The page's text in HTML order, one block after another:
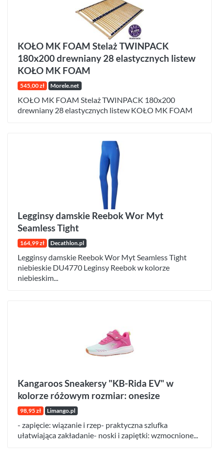
KOŁO MK FOAM Stelaż TWINPACK
180x200 drewniany 28 elastycznych listew
KOŁO MK FOAM
545,00 zł Morele.net
KOŁO MK FOAM Stelaż TWINPACK 180x200
drewniany 28 elastycznych listew KOŁO MK FOAM
Legginsy damskie Reebok Wor Myt
Seamless Tight
164,99 zł Decathlon.pl
Legginsy damskie Reebok Wor Myt Seamless Tight
niebieskie DU4770 Leginsy Reebok w kolorze
niebieskim...
Kangaroos Sneakersy "KB-Rida EV" w
kolorze różowym rozmiar: onesize
98,95 zł Limango.pl
- zapięcie: wiązanie i rzep- praktyczna szlufka
ułatwiająca zakładanie- noski i zapiętki: wzmocnione...